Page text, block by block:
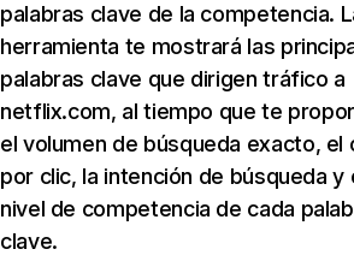
palabras clave de la competencia.
herramienta te mostrará las
palabras clave que dirigen tráfico a
netflix.com, al tiempo que te
el volumen de búsqueda exacto, el
por clic, la intención de búsqueda y
nivel de competencia de cada
clave.